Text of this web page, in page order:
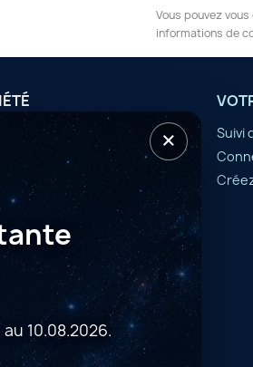
Vous pouvez
informations de
Suivi
×
10.08.2026.